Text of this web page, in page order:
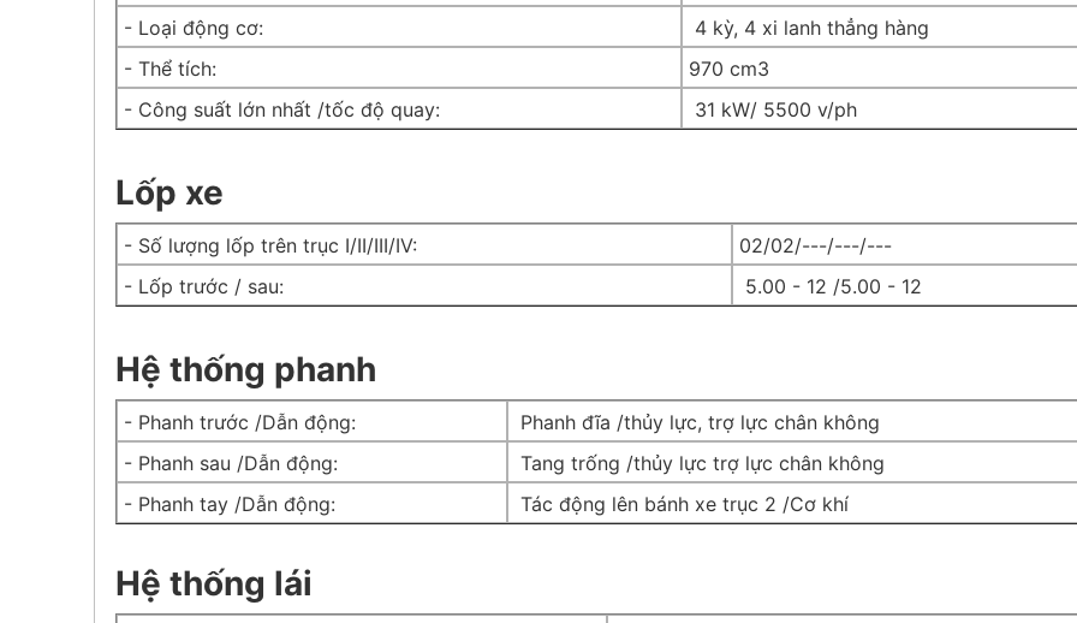
- Loại động cơ:
4 kỳ, 4 xi lanh thẳng hàng
- Thể tích:
970 cm3
- Công suất lớn nhất /tốc độ quay:
31 kW/ 5500 v/ph
Lốp xe
- Số lượng lốp trên trục I/II/III/IV:
02/02/---/---/---
- Lốp trước / sau:
5.00 - 12 /5.00 - 12
Hệ thống phanh
- Phanh trước /Dẫn động:
Phanh đĩa /thủy lực, trợ lực chân không
- Phanh sau /Dẫn động:
Tang trống /thủy lực trợ lực chân không
- Phanh tay /Dẫn động:
Tác động lên bánh xe trục 2 /Cơ khí
Hệ thống lái